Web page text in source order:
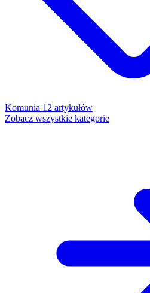
Komunia 12 artykułów
Zobacz wszystkie kategorie